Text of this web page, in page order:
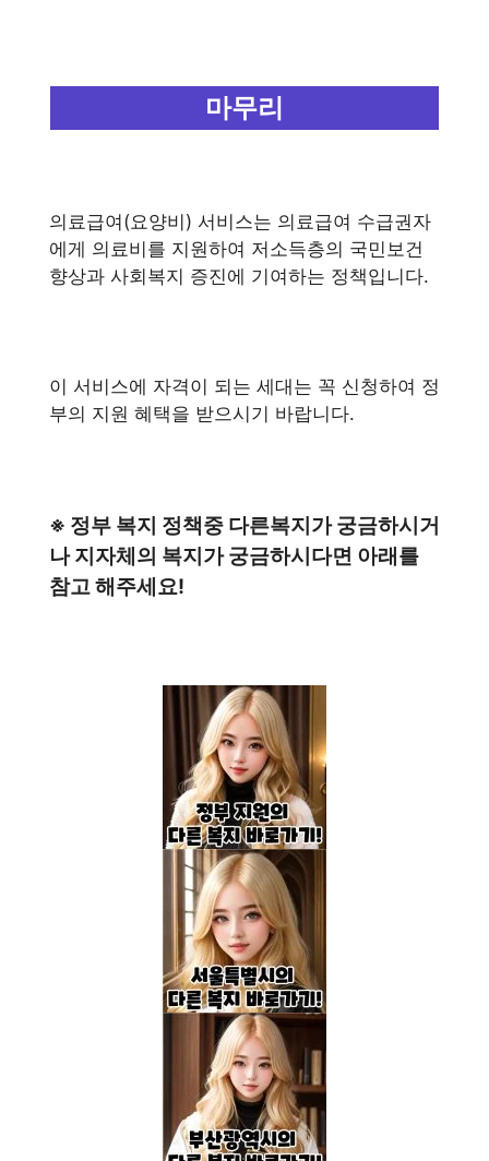
마무리
의료급여(요양비) 서비스는 의료급여 수급권자
에게 의료비를 지원하여 저소득층의 국민보건
향상과 사회복지 증진에 기여하는 정책입니다.
이 서비스에 자격이 되는 세대는 꼭 신청하여 정
부의 지원 혜택을 받으시기 바랍니다.
※ 정부 복지 정책중 다른복지가 궁금하시거
나 지자체의 복지가 궁금하시다면 아래를
참고 해주세요!